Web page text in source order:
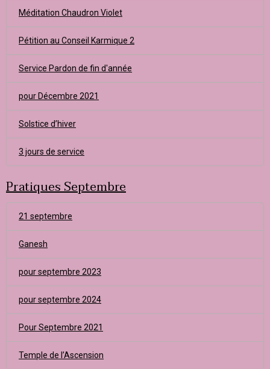
Méditation Chaudron Violet
Pétition au Conseil Karmique 2
Service Pardon de fin d'année
pour Décembre 2021
Solstice d’hiver
3 jours de service
Pratiques Septembre
21 septembre
Ganesh
pour septembre 2023
pour septembre 2024
Pour Septembre 2021
Temple de l’Ascension